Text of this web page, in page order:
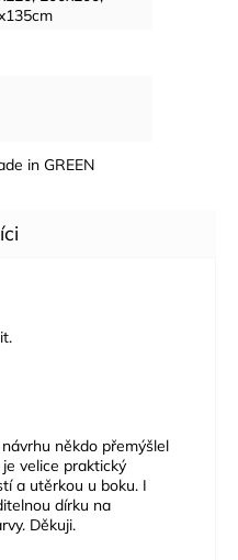
in GREEN
někdo přemýšlel
velice praktický
a utěrkou u boku. I
dírku na
Děkuji.